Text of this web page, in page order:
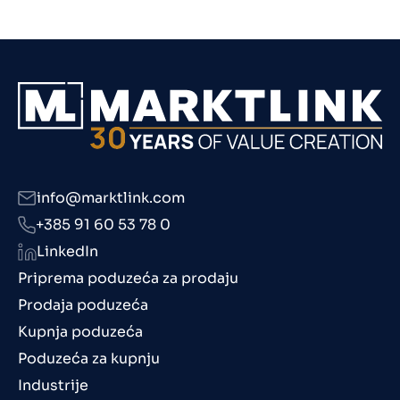
Priprema poduzeća za prodaju
Prodaja poduzeća
Kupnja poduzeća
Poduzeća za kupnju
Industrije
info@marktlink.com
+385 91 60 53 78 0
LinkedIn